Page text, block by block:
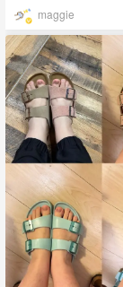
maggie